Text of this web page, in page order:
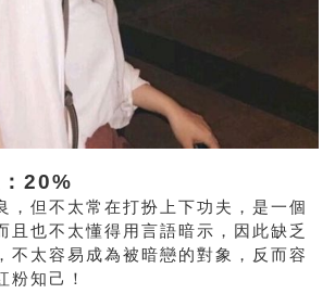
20%
，但不太常在打扮上下功夫，是一個
且也不太懂得用言語暗示，因此缺乏
不太容易成為被暗戀的對象，反而容
粉知己！